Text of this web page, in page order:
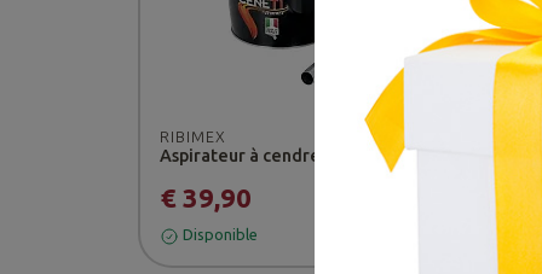
RIBIMEX
Aspirateur à cendres CENETI - Ribimex
€ 39,90
Disponible
€